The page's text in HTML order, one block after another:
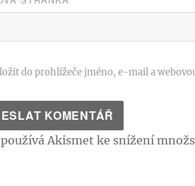
do prohlížeče jméno, e-mail a
Akismet ke snížení